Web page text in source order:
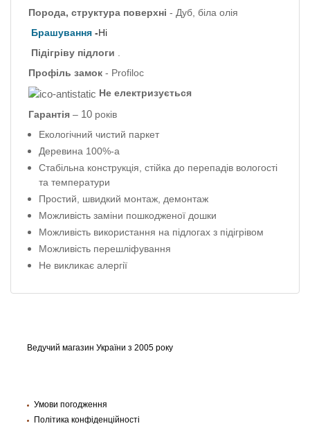
Порода, структура поверхні - Дуб, біла олія
Брашування -Ні
Підігріву підлоги
Профіль замок - Profiloc
Не електризується
Гарантія – 10 років
Екологічний чистий паркет
Деревина 100%-а
Стабільна конструкція, стійка до перепадів вологості
та температури
Простий, швидкий монтаж, демонтаж
Можливість заміни пошкодженої дошки
Можливість використання на підлогах з підігрівом
Можливість перешліфування
Не викликає алергії
Ведучий магазин України з 2005 року
Умови погодження
Політика конфіденційності